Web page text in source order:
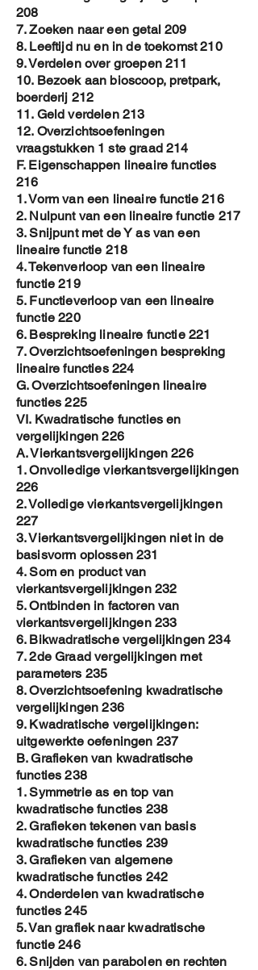
208
7. Zoeken naar een getal 209
8. Leeftijd nu en in de toekomst 210
9. Verdelen over groepen 211
10. Bezoek aan bioscoop, pretpark,
boerderij 212
11. Geld verdelen 213
12. Overzichtsoefeningen
vraagstukken 1 ste graad 214
F. Eigenschappen lineaire functies
216
1. Vorm van een lineaire functie 216
2. Nulpunt van een lineaire functie 217
3. Snijpunt met de Y as van een
lineaire functie 218
4. Tekenverloop van een lineaire
functie 219
5. Functieverloop van een lineaire
functie 220
6. Bespreking lineaire functie 221
7. Overzichtsoefeningen bespreking
lineaire functies 224
G. Overzichtsoefeningen lineaire
functies 225
VI. Kwadratische functies en
vergelijkingen 226
A. Vierkantsvergelijkingen 226
1. Onvolledige vierkantsvergelijkingen
226
2. Volledige vierkantsvergelijkingen
227
3. Vierkantsvergelijkingen niet in de
basisvorm oplossen 231
4. Som en product van
vierkantsvergelijkingen 232
5. Ontbinden in factoren van
vierkantsvergelijkingen 233
6. Bikwadratische vergelijkingen 234
7. 2de Graad vergelijkingen met
parameters 235
8. Overzichtsoefening kwadratische
vergelijkingen 236
9. Kwadratische vergelijkingen:
uitgewerkte oefeningen 237
B. Grafieken van kwadratische
functies 238
1. Symmetrie as en top van
kwadratische functies 238
2. Grafieken tekenen van basis
kwadratische functies 239
3. Grafieken van algemene
kwadratische functies 242
4. Onderdelen van kwadratische
functies 245
5. Van grafiek naar kwadratische
functie 246
6. Snijden van parabolen en rechten